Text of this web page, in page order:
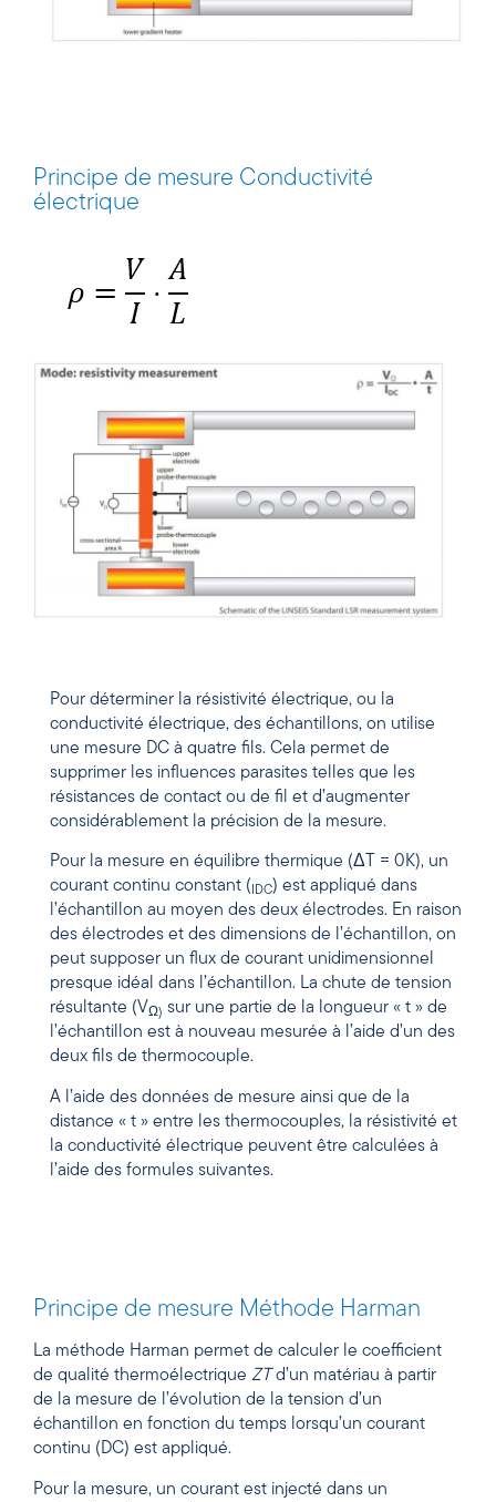
Principe de mesure Conductivité
électrique
Pour déterminer la résistivité électrique, ou la
conductivité électrique, des échantillons, on utilise
une mesure DC à quatre fils. Cela permet de
supprimer les influences parasites telles que les
résistances de contact ou de fil et d’augmenter
considérablement la précision de la mesure.
Pour la mesure en équilibre thermique (ΔT = 0K), un
courant continu constant (IDC) est appliqué dans
l’échantillon au moyen des deux électrodes. En raison
des électrodes et des dimensions de l’échantillon, on
peut supposer un flux de courant unidimensionnel
presque idéal dans l’échantillon. La chute de tension
résultante (VΩ) sur une partie de la longueur « t » de
l’échantillon est à nouveau mesurée à l’aide d’un des
deux fils de thermocouple.
A l’aide des données de mesure ainsi que de la
distance « t » entre les thermocouples, la résistivité et
la conductivité électrique peuvent être calculées à
l’aide des formules suivantes.
Principe de mesure Méthode Harman
La méthode Harman permet de calculer le coefficient
de qualité thermoélectrique ZT d’un matériau à partir
de la mesure de l’évolution de la tension d’un
échantillon en fonction du temps lorsqu’un courant
continu (DC) est appliqué.
Pour la mesure, un courant est injecté dans un